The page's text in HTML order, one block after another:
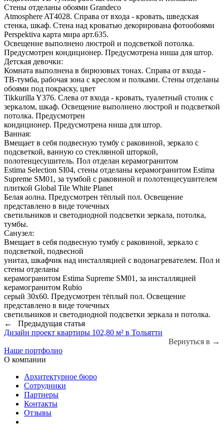
Стены отделаны обоями Grandeco
Atmosphere AT4028. Справа от входа - кровать, шведская
стенка, шкаф. Стена над кроватью декорирована фотообоями
Perspektiva карта мира арт.635.
Освещение выполнено люстрой и подсветкой потолка.
Предусмотрен кондиционер. Предусмотрена ниша для штор.
Детская девочки:
Комната выполнена в бирюзовых тонах. Справа от входа -
ТВ-тумба, рабочая зона с креслом и полками. Стены отделаны
обоями под покраску, цвет
Tikkurilla Y376. Слева от входа - кровать, туалетный столик с
зеркалом, шкаф. Освещение выполнено люстрой и подсветкой
потолка. Предусмотрен
кондиционер. Предусмотрена ниша для штор.
Ванная:
Вмещает в себя подвесную тумбу с раковиной, зеркало с
подсветкой, ванную со стеклянной шторкой,
полотенцесушитель. Пол отделан керамогранитом
Estima Selection SI04, стены отделаны керамогранитом Estima
Supreme SM01, за тумбой с раковиной и полотенцесушителем
плиткой Global Tile White Planet
Белая аолна. Предусмотрен тёплый пол. Освещение
представлено в виде точечных
светильников и светодиодной подсветки зеркала, потолка,
тумбы.
Санузел:
Вмещает в себя подвесную тумбу с раковиной, зеркало с
подсветкой, подвесной
унитаз, шкафчик над инсталляцией с водонагревателем. Пол и
стены отделаны
керамогранитом Estima Supreme SM01, за инсталляцией
керамогранитом Rubio
серый 30x60. Предусмотрен тёплый пол. Освещение
представлено в виде точечных
светильников и светодиодной подсветки зеркала и потолка.
← Предыдущая статья
Дизайн проект квартиры 102,80 м² в Тольятти
Вернуться в →
Наше портфолио
О компании
Архитектурное бюро
Сотрудники
Партнеры
Контакты
Отзывы